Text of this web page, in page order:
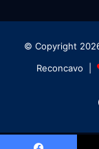
© Copyright
Reconcavo |